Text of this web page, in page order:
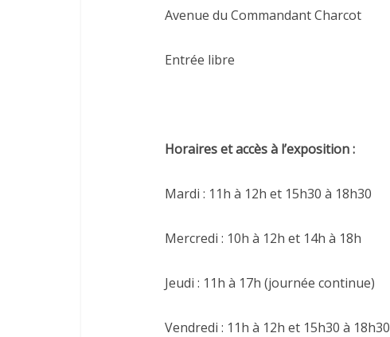
Avenue du Commandant Charcot
Entrée libre
Horaires et accès à l’exposition :
Mardi : 11h à 12h et 15h30 à 18h30
Mercredi : 10h à 12h et 14h à 18h
Jeudi : 11h à 17h (journée continue)
Vendredi : 11h à 12h et 15h30 à 18h30